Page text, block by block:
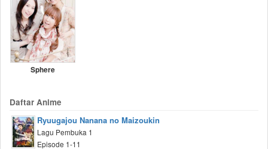
Sphere
Daftar Anime
Ryuugajou Nanana no Maizoukin
Lagu Pembuka 1
Episode 1-11